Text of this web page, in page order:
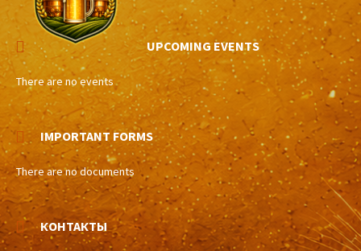
UPCOMING EVENTS
There are no events
IMPORTANT FORMS
There are no documents
КОНТАКТЫ